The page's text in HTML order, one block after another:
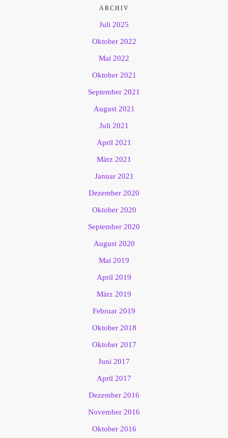
ARCHIV
Juli 2025
Oktober 2022
Mai 2022
Oktober 2021
September 2021
August 2021
Juli 2021
April 2021
März 2021
Januar 2021
Dezember 2020
Oktober 2020
September 2020
August 2020
Mai 2019
April 2019
März 2019
Februar 2019
Oktober 2018
Oktober 2017
Juni 2017
April 2017
Dezember 2016
November 2016
Oktober 2016